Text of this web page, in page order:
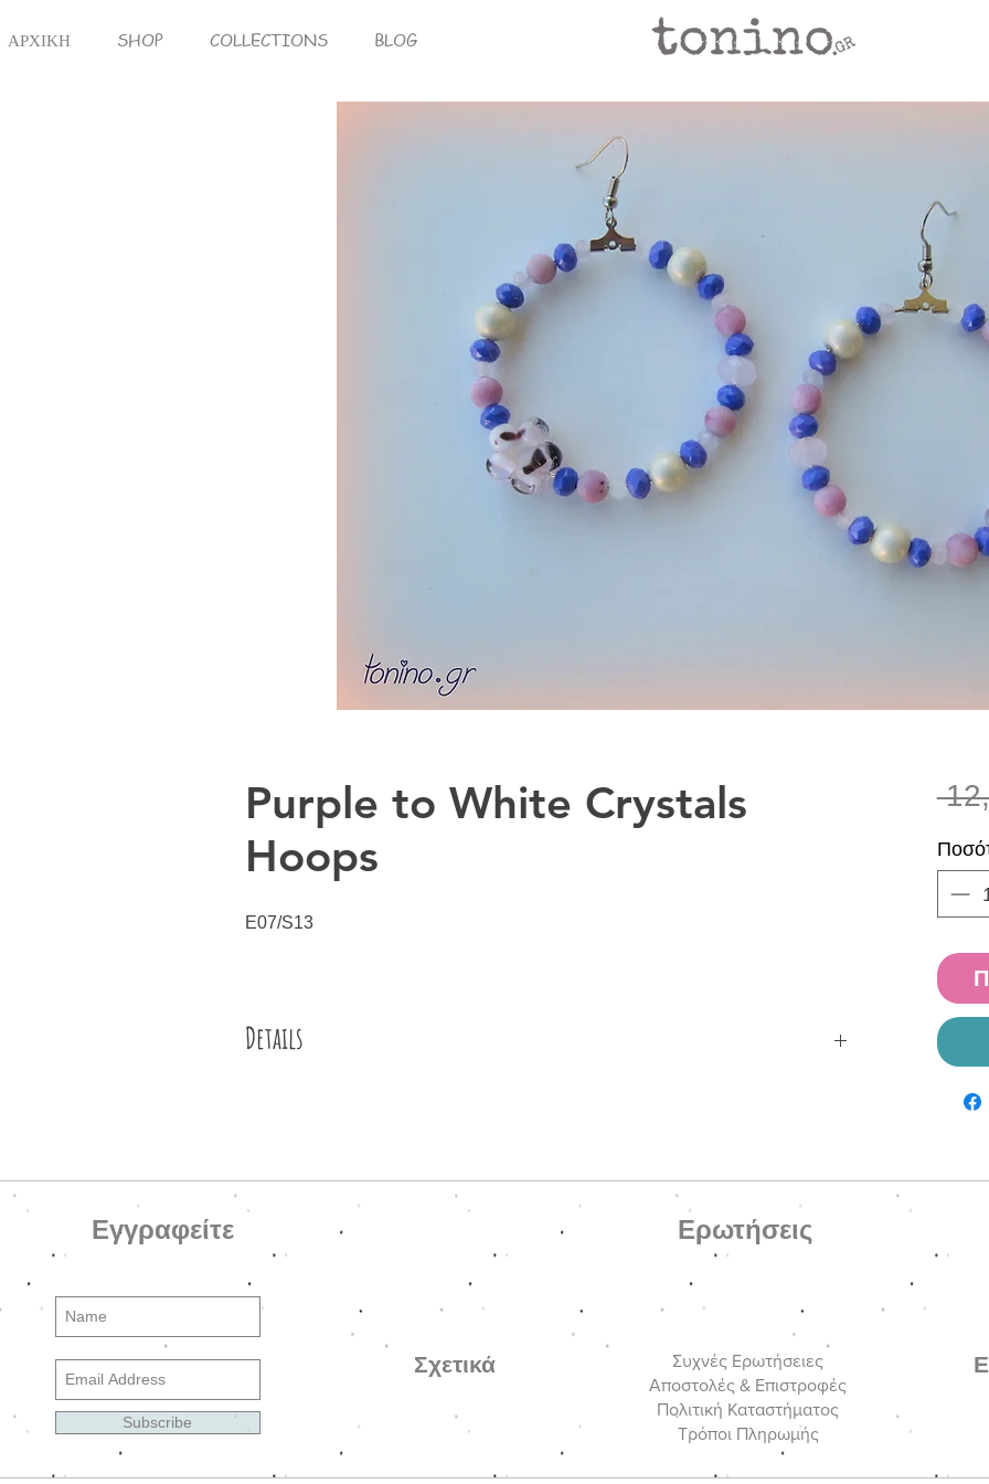
ΑΡΧΙΚΗ SHOP COLLECTIONS BLOG
Purple to White Crystals
Hoops
E07/S13
Details
Εγγραφείτε
Subscribe
Σχετικά
Ερωτήσεις
Συχνές Ερωτήσειες
Αποστολές & Επιστροφές
Πολιτική Καταστήματος
Τρόποι Πληρωμής